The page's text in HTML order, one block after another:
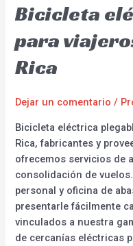
Bicicleta
para
Rica
Dejar un comentario /
Bicicleta eléctrica
Rica, fabricantes y
ofrecemos servicios de
consolidación de
personal y oficina de
presentarle fácilmente
vinculados a nuestra
de cercanías eléctricas